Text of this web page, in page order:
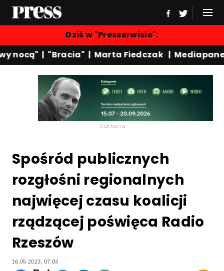
Dziś w "Presserwisie":
nocą"|"Bracia"| Marta Fiedczak|Mediapanel
Reklama
Spośród publicznych
rozgłośni regionalnych
najwięcej czasu koalicji
rządzącej poświęca Radio
Rzeszów
16.05.2023, 07:03